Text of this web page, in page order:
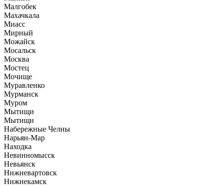
Малгобек
Махачкала
Миасс
Мирный
Можайск
Мосальск
Москва
Мостец
Мочище
Муравленко
Мурманск
Муром
Мытищи
Мытищи
Набережные Челны
Нарьян-Мар
Находка
Невинномысск
Невьянск
Нижневартовск
Нижнекамск